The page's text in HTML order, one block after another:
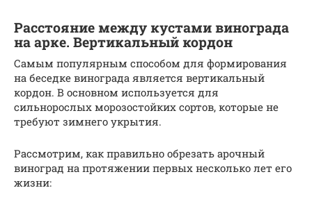
Расстояние между кустами винограда
на арке. Вертикальный кордон
Самым популярным способом для формирования
на беседке винограда является вертикальный
кордон. В основном используется для
сильнорослых морозостойких сортов, которые не
требуют зимнего укрытия.
Рассмотрим, как правильно обрезать арочный
виноград на протяжении первых несколько лет его
жизни: